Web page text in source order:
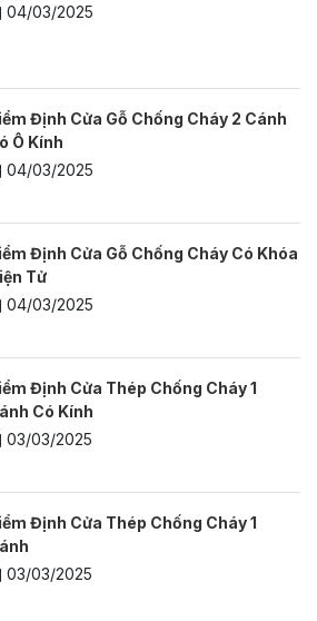
04/03/2025
Định Cửa Gỗ Chống Cháy 2 Cánh
Ô Kính
04/03/2025
Định Cửa Gỗ Chống Cháy Có Khóa
Tử
04/03/2025
Định Cửa Thép Chống Cháy 1
Có Kính
03/03/2025
Định Cửa Thép Chống Cháy 1
03/03/2025